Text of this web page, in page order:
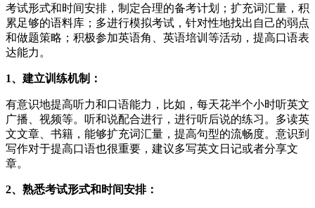
考试形式和时间安排，制定合理的备考计划；扩充词汇量，积
累足够的语料库；多进行模拟考试，针对性地找出自己的弱点
和做题策略；积极参加英语角、英语培训等活动，提高口语表
达能力。
1、建立训练机制：
有意识地提高听力和口语能力，比如，每天花半个小时听英文
广播、视频等。听和说配合进行，进行听后说的练习。多读英
文文章、书籍，能够扩充词汇量，提高句型的流畅度。意识到
写作对于提高口语也很重要，建议多写英文日记或者分享文
章。
2、熟悉考试形式和时间安排：